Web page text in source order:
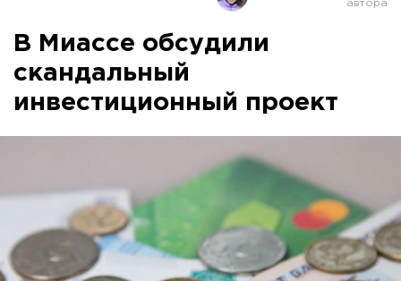
В Миассе обсудили
скандальный
инвестиционный проект